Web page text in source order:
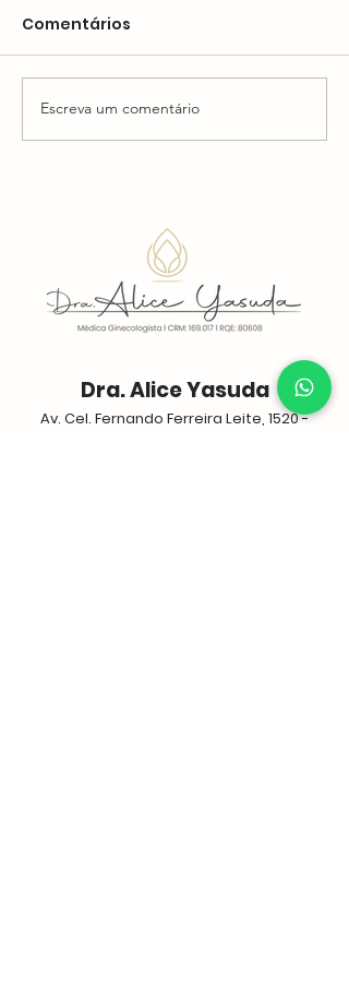
Está com dificuldades
para segurar a urina?
Comentários
Escreva um comentário
Dra. Alice Yasuda
Av. Cel. Fernando Ferreira Leite, 1520 -